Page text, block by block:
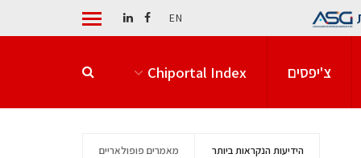
EN
צ'יפסים Chiportal Index
הידיעות הנקראות ביותר מאמרים פופולאריים